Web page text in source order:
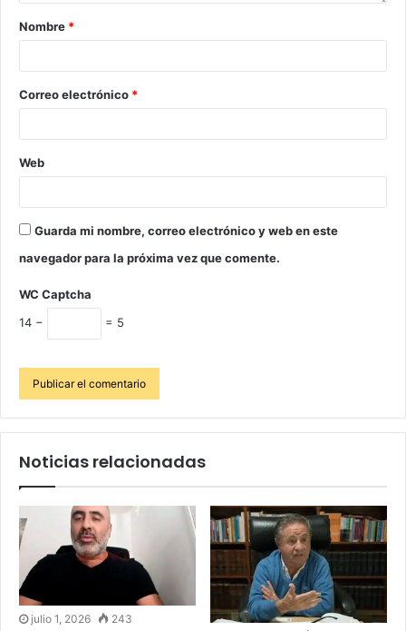
Nombre *
Correo electrónico *
Web
Guarda mi nombre, correo electrónico y web en este
navegador para la próxima vez que comente.
WC Captcha
14 −
= 5
Noticias relacionadas
julio 1, 2026 243